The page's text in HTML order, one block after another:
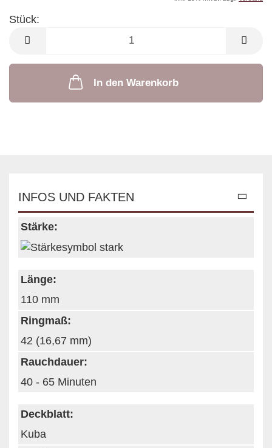
Stück:
Stück
In den Warenkorb
INFOS UND FAKTEN
Stärke:
Länge:
110 mm
Ringmaß:
42 (16,67 mm)
Rauchdauer:
40 - 65 Minuten
Deckblatt:
Kuba